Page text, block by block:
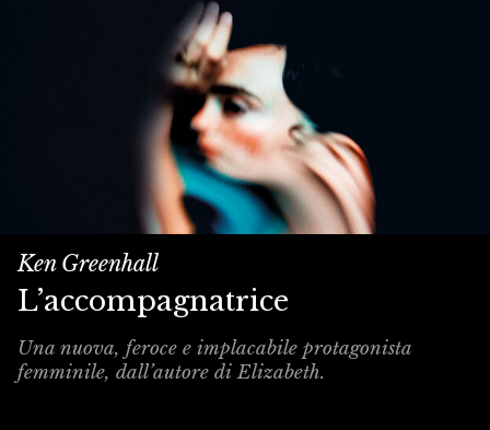
Ken Greenhall
L’accompagnatrice
Una nuova, feroce e implacabile protagonista
femminile, dall’autore di Elizabeth.